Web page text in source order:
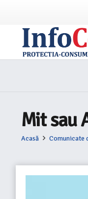
Mit sau
Acasă Comunicate